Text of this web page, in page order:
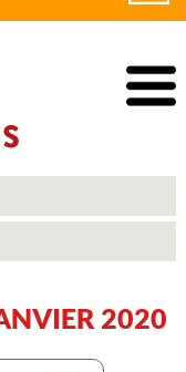
2020